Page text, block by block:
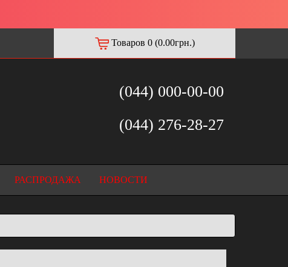
Товаров 0 (0.00грн.)
(044) 000-00-00
(044) 276-28-27
РАСПРОДАЖА НОВОСТИ